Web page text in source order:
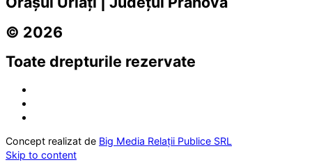
© 2026
Toate drepturile rezervate
Concept realizat de Big Media Relații Publice SRL
Skip to content